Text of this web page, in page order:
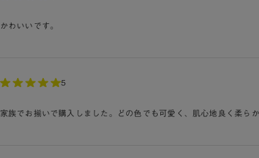
かわいいです。
5
家族でお揃いで購入しました。どの色でも可愛く、肌心地良く柔ら